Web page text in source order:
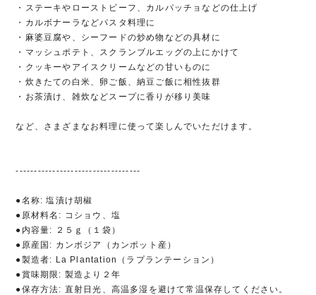
・ステーキやローストビーフ、カルパッチョなどの仕上げ
・カルボナーラなどパスタ料理に
・麻婆豆腐や、シーフードの炒め物などの具材に
・マッシュポテト、スクランブルエッグの上にかけて
・クッキーやアイスクリームなどの甘いものに
・炊きたての白米、卵ご飯、納豆ご飯に相性抜群
・お茶漬け、雑炊などスープに香りが移り美味
など、さまざまなお料理に使って楽しんでいただけます。
----------------------------------
●名称: 塩漬け胡椒
●原材料名: コショウ、塩
●内容量: ２５ｇ（１袋）
●原産国: カンボジア（カンポット産）
●製造者: La Plantation（ラプランテーション）
●賞味期限: 製造より２年
●保存方法: 直射日光、高温多湿を避けて常温保存してください。